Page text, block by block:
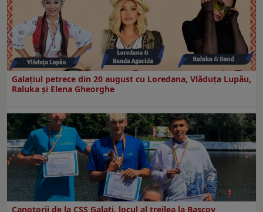
Galaţiul petrece din 20 august cu Loredana, Vlăduța Lupău,
Raluka și Elena Gheorghe
Canotorii de la CSS Galați, locul al treilea la Bascov